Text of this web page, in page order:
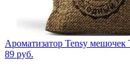
Ароматизатор Tensy
89 руб.